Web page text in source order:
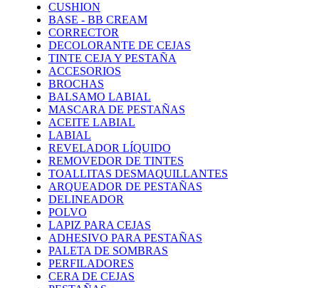
CUSHION
BASE - BB CREAM
CORRECTOR
DECOLORANTE DE CEJAS
TINTE CEJA Y PESTAÑA
ACCESORIOS
BROCHAS
BALSAMO LABIAL
MASCARA DE PESTAÑAS
ACEITE LABIAL
LABIAL
REVELADOR LÍQUIDO
REMOVEDOR DE TINTES
TOALLITAS DESMAQUILLANTES
ARQUEADOR DE PESTAÑAS
DELINEADOR
POLVO
LAPIZ PARA CEJAS
ADHESIVO PARA PESTAÑAS
PALETA DE SOMBRAS
PERFILADORES
CERA DE CEJAS